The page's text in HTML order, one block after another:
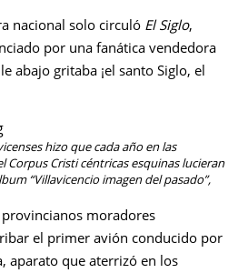
nacional solo circuló El Siglo,
por una fanática vendedora
abajo gritaba ¡el santo Siglo, el
hizo que cada año en las
Corpus Cristi céntricas esquinas lucieran
“Villavicencio imagen del pasado”,
moradores
el primer avión conducido por
aparato que aterrizó en los